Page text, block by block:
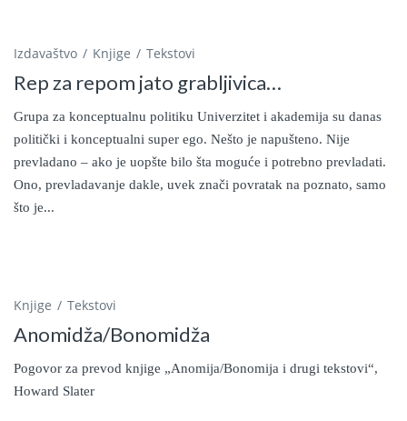
Izdavaštvo Knjige Tekstovi
Rep za repom jato grabljivica…
Grupa za konceptualnu politiku Univerzitet i akademija su danas
politički i konceptualni super ego. Nešto je napušteno. Nije
prevladano – ako je uopšte bilo šta moguće i potrebno prevladati.
Ono, prevladavanje dakle, uvek znači povratak na poznato, samo
što je...
Knjige Tekstovi
Anomidža/Bonomidža
Pogovor za prevod knjige „Anomija/Bonomija i drugi tekstovi“,
Howard Slater